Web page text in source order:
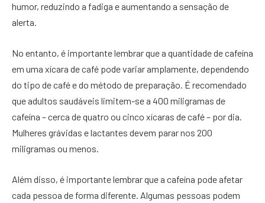
humor, reduzindo a fadiga e aumentando a sensação de
alerta.
No entanto, é importante lembrar que a quantidade de cafeína
em uma xícara de café pode variar amplamente, dependendo
do tipo de café e do método de preparação. É recomendado
que adultos saudáveis limitem-se a 400 miligramas de
cafeína – cerca de quatro ou cinco xícaras de café – por dia.
Mulheres grávidas e lactantes devem parar nos 200
miligramas ou menos.
Além disso, é importante lembrar que a cafeína pode afetar
cada pessoa de forma diferente. Algumas pessoas podem